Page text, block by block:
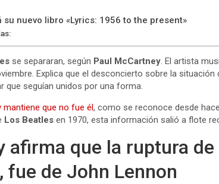
nuevo libro «Lyrics: 1956 to the present»
se separaran, según Paul McCartney. El artista
Explica que el desconcierto sobre la situación
que seguían unidos por una forma.
mantiene que no fue él, como se reconoce desde
Los Beatles en 1970, esta información salió a flote
afirma que la ruptura de
fue de John Lennon